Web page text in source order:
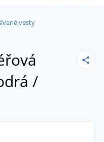
vesty
/